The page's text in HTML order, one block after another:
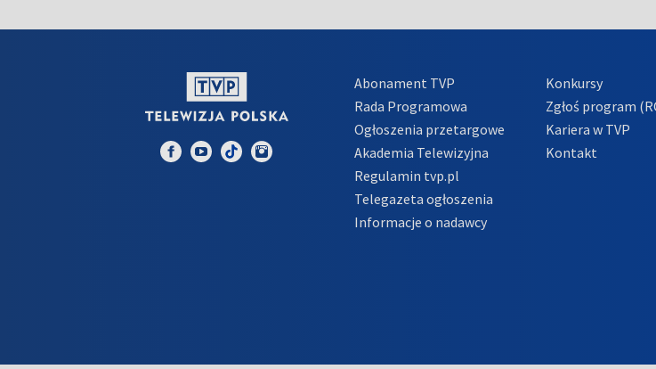
Abonament TVP
Rada Programowa
Ogłoszenia przetargowe
Akademia Telewizyjna
Regulamin tvp.pl
Telegazeta ogłoszenia
Informacje o nadawcy
Konkursy
Zgłoś program
Kariera w TVP
Kontakt